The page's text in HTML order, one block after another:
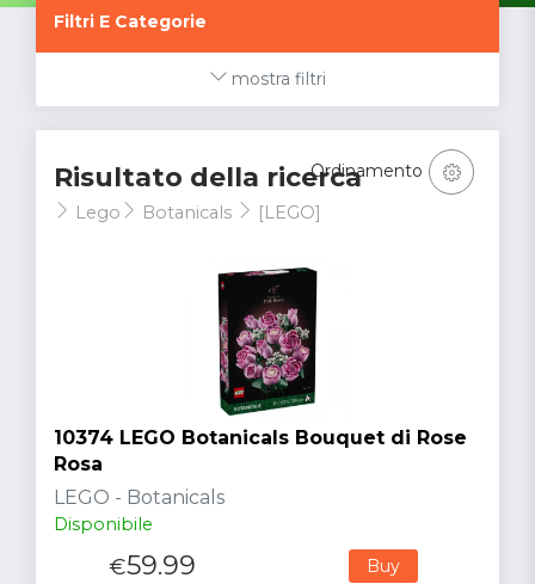
Filtri E Categorie
mostra filtri
Risultato della ricerca
Lego Botanicals [LEGO]
Ordinamento
10374 LEGO Botanicals Bouquet di Rose
Rosa
LEGO - Botanicals
Disponibile
€59.99 Buy